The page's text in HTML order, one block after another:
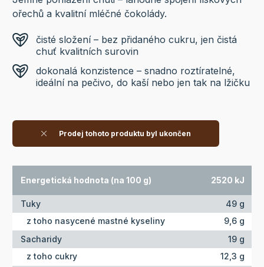
ořechů a kvalitní mléčné čokolády.
čisté složení – bez přidaného cukru, jen čistá
chuť kvalitních surovin
dokonalá konzistence – snadno roztíratelné,
ideální na pečivo, do kaší nebo jen tak na lžičku
Prodej tohoto produktu byl ukončen
Energetická hodnota (na 100 g) 2520 kJ
Tuky
49 g
z toho nasycené mastné kyseliny
9,6 g
Sacharidy
19 g
z toho cukry
12,3 g